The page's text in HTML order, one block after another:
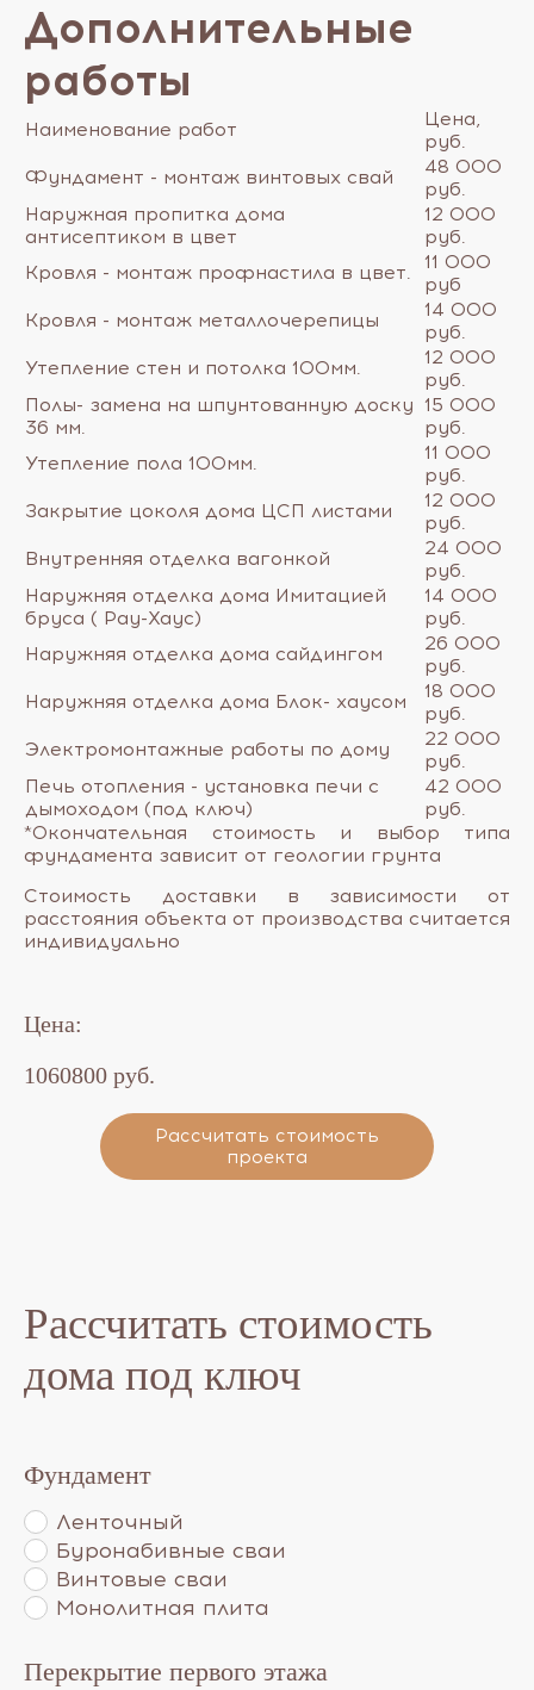
Дополнительные
работы
Наименование работ
Цена,
руб.
Фундамент - монтаж винтовых свай
48 000
руб.
Наружная пропитка дома
антисептиком в цвет
12 000
руб.
Кровля - монтаж профнастила в цвет.
11 000
руб
Кровля - монтаж металлочерепицы
14 000
руб.
Утепление стен и потолка 100мм.
12 000
руб.
Полы- замена на шпунтованную доску
36 мм.
15 000
руб.
Утепление пола 100мм.
11 000
руб.
Закрытие цоколя дома ЦСП листами
12 000
руб.
Внутренняя отделка вагонкой
24 000
руб.
Наружняя отделка дома Имитацией
бруса ( Рау-Хаус)
14 000
руб.
Наружняя отделка дома сайдингом
26 000
руб.
Наружняя отделка дома Блок- хаусом
18 000
руб.
Электромонтажные работы по дому
22 000
руб.
Печь отопления - установка печи с
дымоходом (под ключ)
42 000
руб.
*Окончательная стоимость и выбор типа
фундамента зависит от геологии грунта
Стоимость доставки в зависимости от
расстояния объекта от производства считается
индивидуально​
Цена:
1060800 руб.
Рассчитать стоимость
проекта
Рассчитать стоимость
дома под ключ
Фундамент
Ленточный
Буронабивные сваи
Винтовые сваи
Монолитная плита
Перекрытие первого этажа